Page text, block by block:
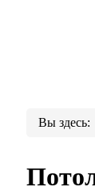
Вы здесь: